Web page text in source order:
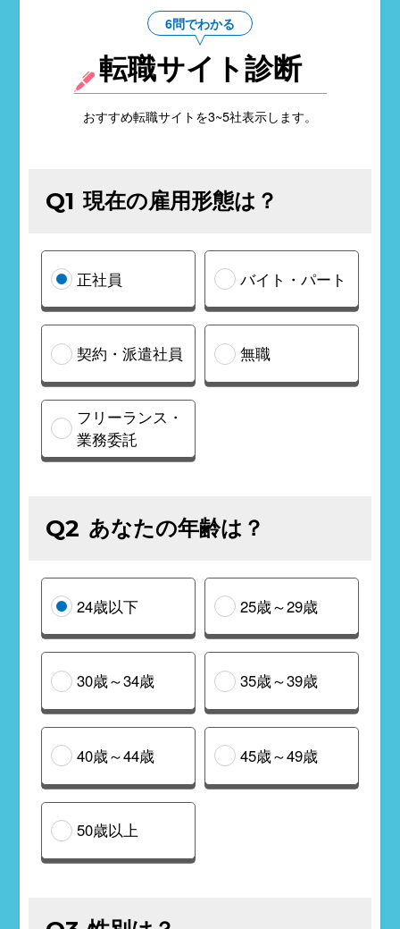
6問でわかる
転職サイト診断
おすすめ転職サイトを3~5社表示します。
Q1 現在の雇用形態は？
正社員 バイト・パート
契約・派遣社員 無職
フリーランス・
業務委託
Q2 あなたの年齢は？
24歳以下 25歳～29歳
30歳～34歳 35歳～39歳
40歳～44歳 45歳～49歳
50歳以上